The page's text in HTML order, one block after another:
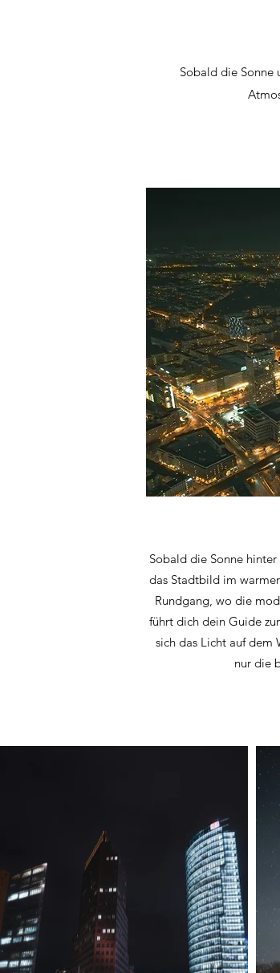
Sobald die Sonne
Sobald die Sonne
das Stadtbild im
Rundgang, wo die
führt dich dein Guide
sich das Licht auf dem
nur die